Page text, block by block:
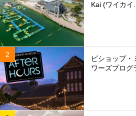
Kai (ワイカイ
ビショップ・
ワーズプログ